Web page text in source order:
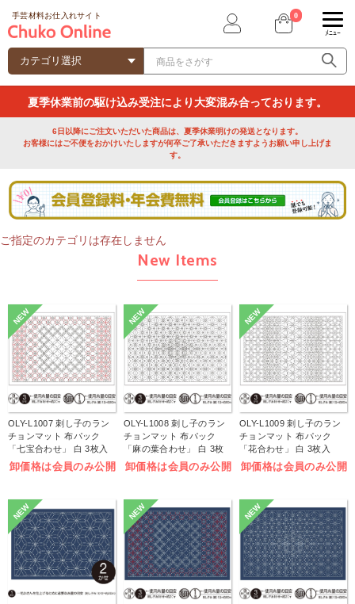
手芸材料お仕入れサイト 0
ﾒﾆｭｰ
夏季休業前の駆け込み受注により大変混み合っております。
6日以降にご注文いただいた商品は、夏季休業明けの発送となります。
お客様にはご不便をおかけいたしますが何卒ご了承いただきますようお願い申し上げま
す。
ご指定のカテゴリは存在しません
New Items
NEW
OLY-L1007 刺し子のラン
チョンマット 布パック
「七宝合わせ」 白 3枚入
(袋)
卸価格は会員のみ公開
NEW
OLY-L1008 刺し子のラン
チョンマット 布パック
「麻の葉合わせ」 白 3枚
入 (袋)
卸価格は会員のみ公開
NEW
OLY-L1009 刺し子のラン
チョンマット 布パック
「花合わせ」 白 3枚入
(袋)
卸価格は会員のみ公開
NEW NEW NEW